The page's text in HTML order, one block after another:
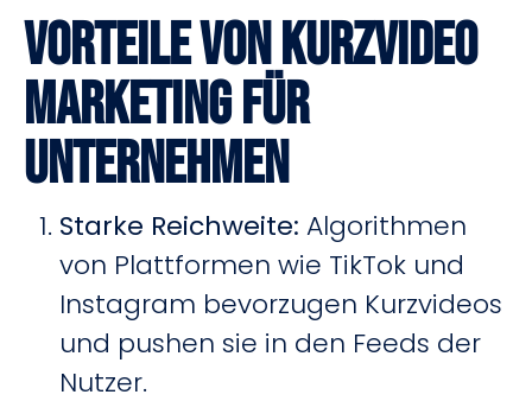
Vorteile von Kurzvideo
Marketing für
Unternehmen
Starke Reichweite: Algorithmen
von Plattformen wie TikTok und
Instagram bevorzugen Kurzvideos
und pushen sie in den Feeds der
Nutzer.